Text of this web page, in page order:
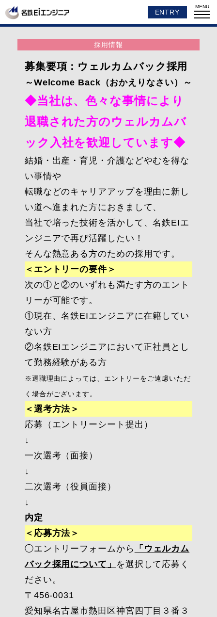
ENTRY
MENU
採用情報
募集要項：ウェルカムバック採用
～Welcome Back（おかえりなさい）～
◆当社は、色々な事情により
退職された方のウェルカムバ
ック入社を歓迎しています◆
結婚・出産・育児・介護などやむを得な
い事情や
転職などのキャリアアップを理由に新し
い道へ進まれた方におきまして、
当社で培った技術を活かして、名鉄EIエ
ンジニアで再び活躍したい！
そんな熱意ある方のための採用です。
＜エントリーの要件＞
次の①と②のいずれも満たす方のエント
リーが可能です。
①現在、名鉄EIエンジニアに在籍してい
ない方
②名鉄EIエンジニアにおいて正社員とし
て勤務経験がある方
※退職理由によっては、エントリーをご遠慮いただ
く場合がございます。
＜選考方法＞
応募（エントリーシート提出）
↓
一次選考（面接）
↓
二次選考（役員面接）
↓
内定
＜応募方法＞
◯エントリーフォームから
「ウェルカム
バック採用について」
を選択して応募く
ださい。
〒456-0031
愛知県名古屋市熱田区神宮四丁目３番３